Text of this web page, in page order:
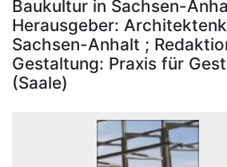
Baukultur in Sachsen-
Herausgeber:
Sachsen-Anhalt ;
Gestaltung: Praxis für
(Saale)